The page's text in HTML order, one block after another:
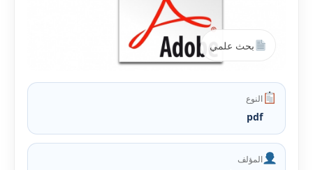
بحث علمي
النوع
pdf
المؤلف